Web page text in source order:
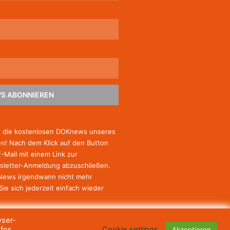
ABONNIEREN
kostenlosen DOKnews unseres
Nach dem Klick auf den Button
Mail mit einem Link zur
Anmeldung abzuschließen.
irgendwann nicht mehr
sich jederzeit einfach wieder